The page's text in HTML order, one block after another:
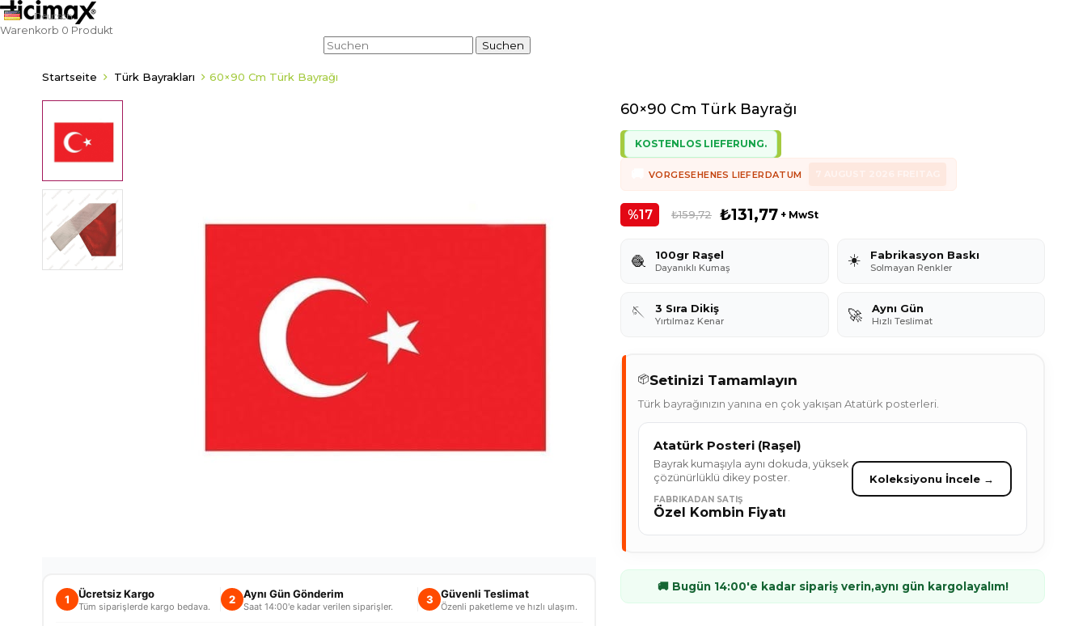
Deutsch
Warenkorb 0 Produkt
Startseite Türk Bayrakları 60×90 Cm Türk Bayrağı
1 Ücretsiz Kargo
Tüm siparişlerde kargo bedava.
2 Aynı Gün Gönderim
Saat 14:00'e kadar verilen siparişler.
3 Güvenli Teslimat
Özenli paketleme ve hızlı ulaşım.
60×90 Cm Türk Bayrağı
KOSTENLOS LIEFERUNG.
VORGESEHENES LIEFERDATUM
17 ₺159,72 ₺131,77 + MwSt
🧶 100gr Raşel
Dayanıklı Kumaş
☀️ Fabrikasyon Baskı
Solmayan Renkler
🪡 3 Sıra Dikiş
Yırtılmaz Kenar 🚀 Aynı Gün
Hızlı Teslimat
📦Setinizi Tamamlayın
Türk bayrağınızın yanına en çok yakışan Atatürk posterleri.
Atatürk Posteri (Raşel)
Bayrak kumaşıyla aynı dokuda, yüksek
çözünürlüklü dikey poster.
FABRIKADAN SATIŞ
Özel Kombin Fiyatı
Koleksiyonu İncele →
🚚 Bugün 14:00'e kadar sipariş verin,aynı gün kargolayalım!